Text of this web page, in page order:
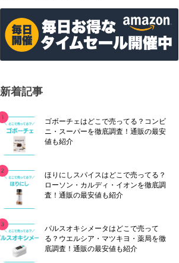
新着記事
ゴボーチェはどこで売ってる？コンビ
ニ・スーパーを徹底調査！通販の最安
値も紹介
ほりにしスパイスはどこで売ってる？
ローソン・カルディ・イオンを徹底調
査！通販の最安値も紹介
パルスオキシメータはどこで売って
る？ウエルシア・マツキヨ・薬局を徹
底調査！通販の最安値も紹介